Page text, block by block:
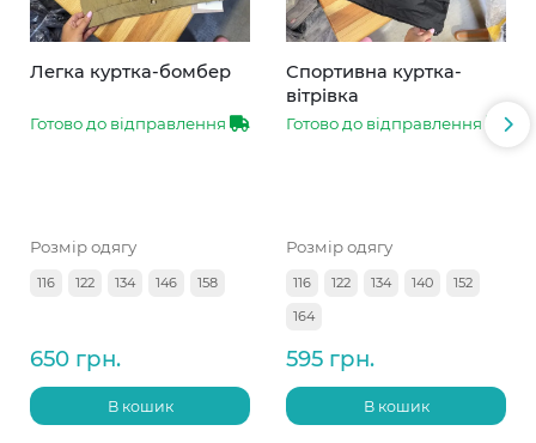
Легка куртка-бомбер
Готово до відправлення
Розмір одягу
116 122 134 146 158
650 грн.
В кошик
Спортивна куртка-
вітрівка
Готово до відправлення
Розмір одягу
116 122 134 140
152
164
595 грн.
В кошик